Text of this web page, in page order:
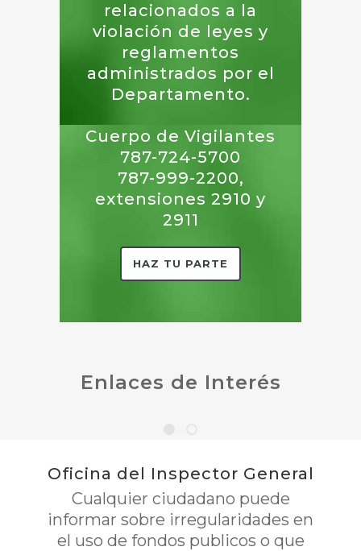
relacionados a la
violación de leyes y
reglamentos
administrados por el
Departamento.
Cuerpo de Vigilantes
787-724-5700
787-999-2200,
extensiones 2910 y
2911
HAZ TU PARTE
Enlaces de Interés
Oficina del Inspector General
Cualquier ciudadano puede
informar sobre irregularidades en
el uso de fondos publicos o que